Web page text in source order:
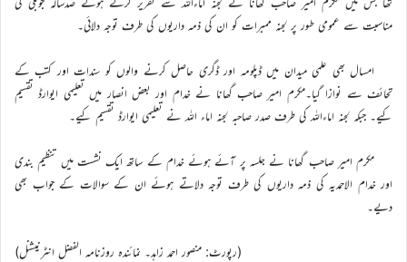
مناسبت سے عمومی طور پر لجنہ ممبرات کو ان کی ذمہ داریوں کی طرف توجہ دلائی۔
امسال بھی علمی میدان میں ڈپلومہ اور ڈگری حاصل کرنے والوں کو سندات اور کتب کے
تحائف سے نوازا گیا۔مکرم امیر صاحب گھانا نے خدام اور بعض انصار میں تعلیمی ایوارڈ تقسیم
کیے۔ جبکہ لجنہ اماءاللہ کی طرف صدر صاحبہ لجنہ اماء اللہ نے تعلیمی ایوارڈ تقسیم کیے۔
مکرم امیر صاحب گھانا نے جلسہ پر آئے ہوئے خدام کے ساتھ ایک نشست میں تنظیم بندی
اور خدام الاحمدیہ کی ذمہ داریوں کی طرف توجہ دلاتے ہوئے ان کے سوالات کے جواب بھی
دیے۔
(رپورٹ: منصور احمد زاہد۔ نمائندہ روزنامہ الفضل انٹرنیشنل)